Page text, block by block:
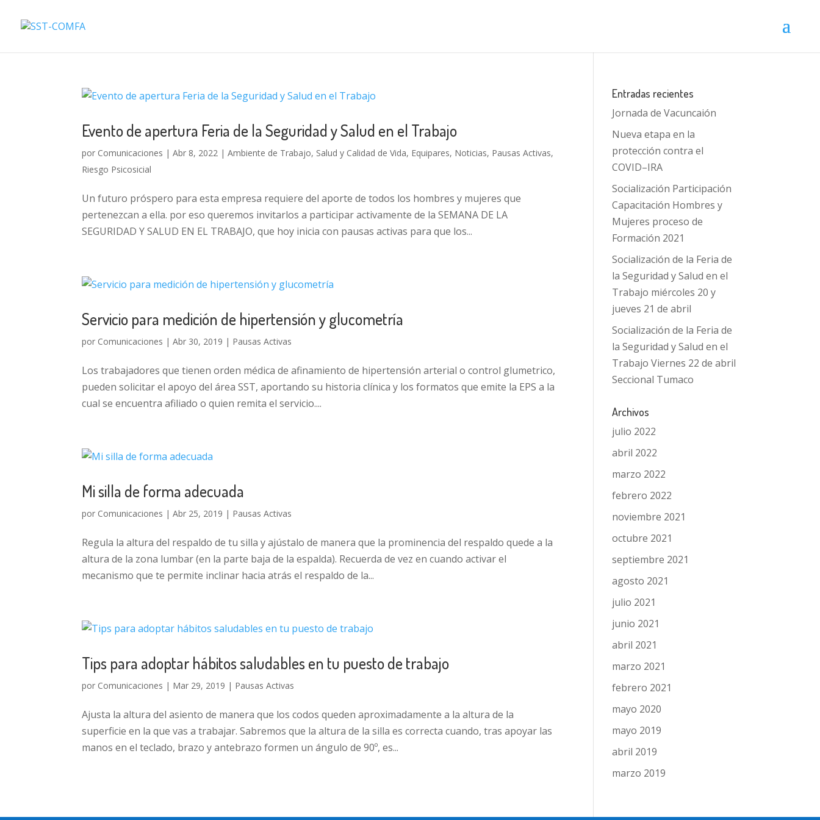
Evento de apertura Feria de la Seguridad y Salud en el Trabajo
por Comunicaciones |Abr 8, 2022 |Ambiente de Trabajo, Salud y Calidad de Vida, Equipares, Noticias, Pausas Activas,
Riesgo Psicosicial
Un futuro próspero para esta empresa requiere del aporte de todos los hombres y mujeres que
pertenezcan a ella. por eso queremos invitarlos a participar activamente de la SEMANA DE LA
SEGURIDAD Y SALUD EN EL TRABAJO, que hoy inicia con pausas activas para que los...
Servicio para medición de hipertensión y glucometría
por Comunicaciones |Abr 30, 2019 | Pausas Activas
Los trabajadores que tienen orden médica de afinamiento de hipertensión arterial o control glumetrico,
pueden solicitar el apoyo del área SST, aportando su historia clínica y los formatos que emite la EPS a la
cual se encuentra afiliado o quien remita el servicio....
Mi silla de forma adecuada
por Comunicaciones |Abr 25, 2019 | Pausas Activas
Regula la altura del respaldo de tu silla y ajústalo de manera que la prominencia del respaldo quede a la
altura de la zona lumbar (en la parte baja de la espalda). Recuerda de vez en cuando activar el
mecanismo que te permite inclinar hacia atrás el respaldo de la...
Tips para adoptar hábitos saludables en tu puesto de trabajo
por Comunicaciones | Mar 29, 2019 | Pausas Activas
Ajusta la altura del asiento de manera que los codos queden aproximadamente a la altura de la
superficie en la que vas a trabajar. Sabremos que la altura de la silla es correcta cuando, tras apoyar las
manos en el teclado, brazo y antebrazo formen un ángulo de 90º, es...
Entradas recientes
Jornada de Vacuncaión
Nueva etapa en la
protección contra el
COVID–IRA
Socialización Participación
Capacitación Hombres y
Mujeres proceso de
Formación 2021
Socialización de la Feria de
la Seguridad y Salud en el
Trabajo miércoles 20 y
jueves 21 de abril
Socialización de la Feria de
la Seguridad y Salud en el
Trabajo Viernes 22 de abril
Seccional Tumaco
Archivos
julio 2022
abril 2022
marzo 2022
febrero 2022
noviembre 2021
octubre 2021
septiembre 2021
agosto 2021
julio 2021
junio 2021
abril 2021
marzo 2021
febrero 2021
mayo 2020
mayo 2019
abril 2019
marzo 2019